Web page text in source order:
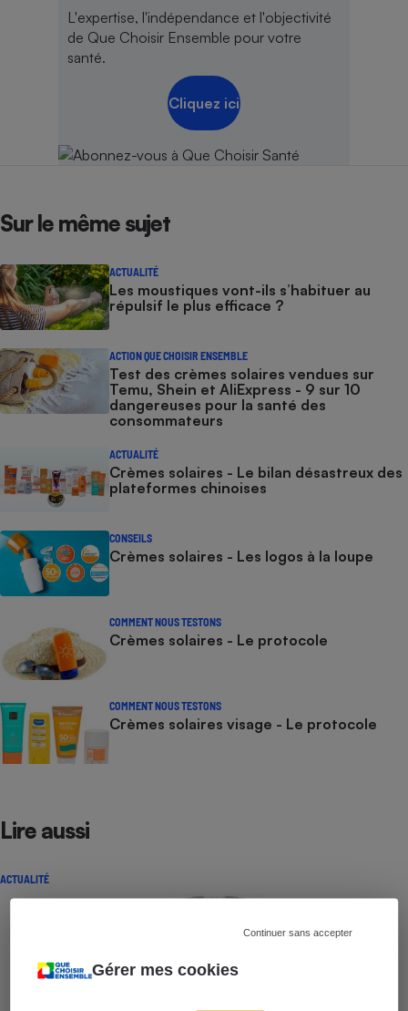
Gérer mes cookies
Continuer sans accepter
L'expertise, l'indépendance et l'objectivité
de Que Choisir Ensemble pour votre
santé.
Cliquez ici
Sur le même sujet
ACTUALITÉ
Les moustiques vont-ils s’habituer au
répulsif le plus efficace ?
ACTION QUE CHOISIR ENSEMBLE
Test des crèmes solaires vendues sur
Temu, Shein et AliExpress - 9 sur 10
dangereuses pour la santé des
consommateurs
ACTUALITÉ
Crèmes solaires - Le bilan désastreux des
plateformes chinoises
CONSEILS
Crèmes solaires - Les logos à la loupe
COMMENT NOUS TESTONS
Crèmes solaires - Le protocole
COMMENT NOUS TESTONS
Crèmes solaires visage - Le protocole
Lire aussi
ACTUALITÉ